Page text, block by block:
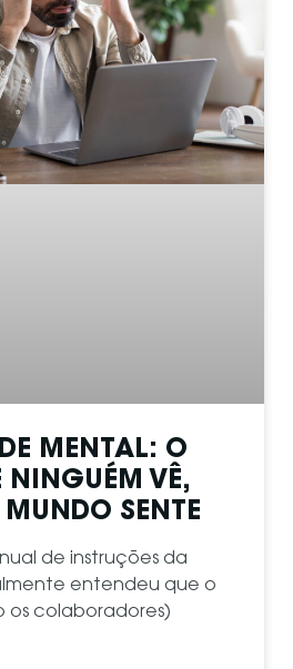
MENTAL: O
NINGUÉM VÊ,
SENTE
de instruções da
entendeu que o
os colaboradores)